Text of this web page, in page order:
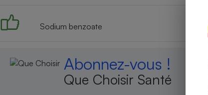
Sodium benzoate
Abonnez-vous !
Que Choisir Santé